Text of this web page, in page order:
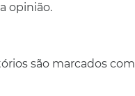
opinião.
são marcados com